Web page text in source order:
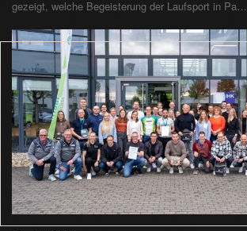
gezeigt, welche Begeisterung der Laufsport in Pa…